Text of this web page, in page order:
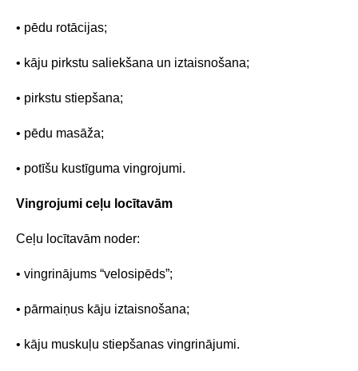
• pēdu rotācijas;
• kāju pirkstu saliekšana un iztaisnošana;
• pirkstu stiepšana;
• pēdu masāža;
• potīšu kustīguma vingrojumi.
Vingrojumi ceļu locītavām
Ceļu locītavām noder:
• vingrinājums “velosipēds”;
• pārmaiņus kāju iztaisnošana;
• kāju muskuļu stiepšanas vingrinājumi.